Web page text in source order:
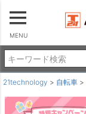
MENU
21technology 自転車